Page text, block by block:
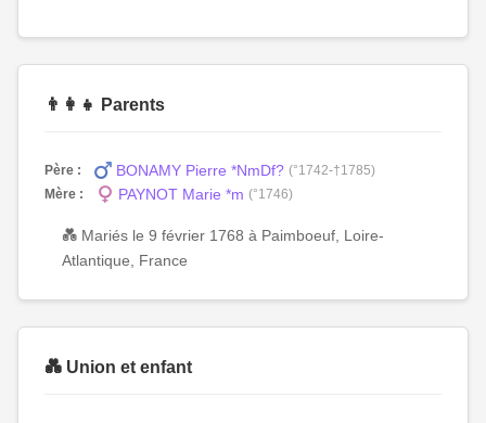
👨‍👩‍👧 Parents
Père : BONAMY Pierre *NmDf? (°1742-†1785)
Mère :
PAYNOT Marie *m (°1746)
💑 Mariés le 9 février 1768 à Paimboeuf, Loire-
Atlantique, France
💑 Union et enfant